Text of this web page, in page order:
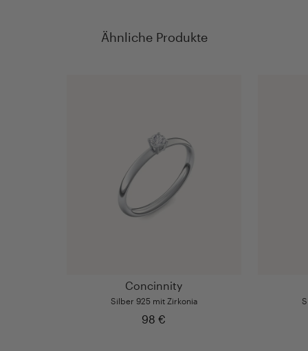
Ähnliche Produkte
Concinnity
Silber 925 mit Zirkonia
98 €